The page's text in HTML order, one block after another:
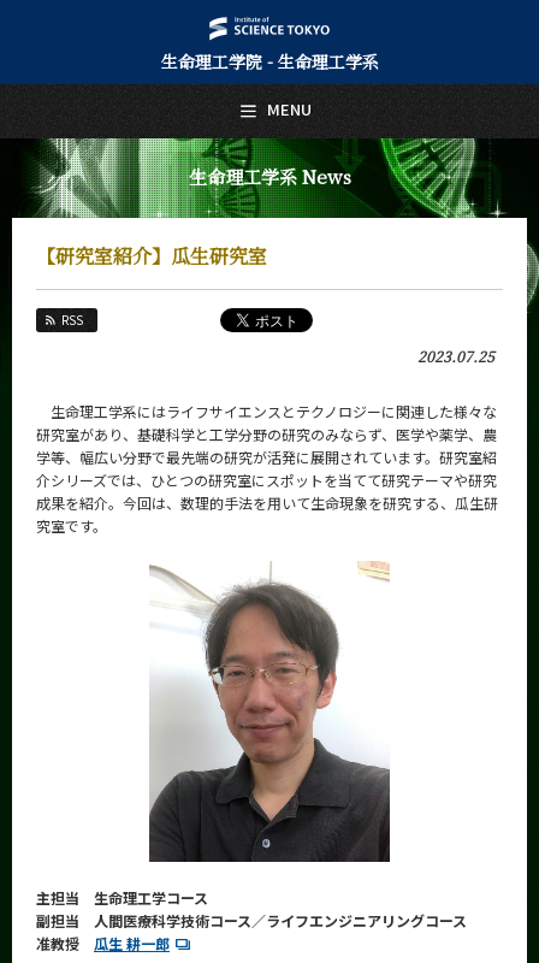
生命理工学院 - 生命理工学系
生命理工学系 News
【研究室紹介】瓜生研究室
RSS
2023.07.25
生命理工学系にはライフサイエンスとテクノロジーに関連した様々な
研究室があり、基礎科学と工学分野の研究のみならず、医学や薬学、農
学等、幅広い分野で最先端の研究が活発に展開されています。研究室紹
介シリーズでは、ひとつの研究室にスポットを当てて研究テーマや研究
成果を紹介。今回は、数理的手法を用いて生命現象を研究する、瓜生研
究室です。
主担当 生命理工学コース
副担当 人間医療科学技術コース／ライフエンジニアリングコース
准教授 瓜生 耕一郎
MENU
日本語 English
トップページ
Top Page
生命理工学系について
About Us
教育
Education
教員・研究室
未来
Future
入学案内
Admissions
生命理工学系 News
イベントカレンダー
Event Calendar
サイト構成